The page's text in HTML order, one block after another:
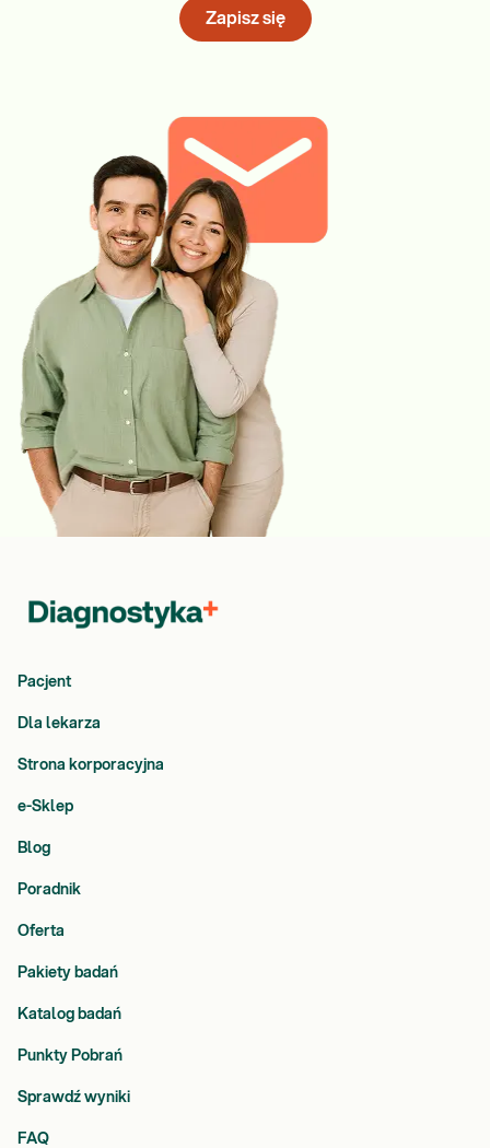
Zapisz się
Pacjent
Dla lekarza
Strona korporacyjna
e-Sklep
Blog
Poradnik
Oferta
Pakiety badań
Katalog badań
Punkty Pobrań
Sprawdź wyniki
FAQ